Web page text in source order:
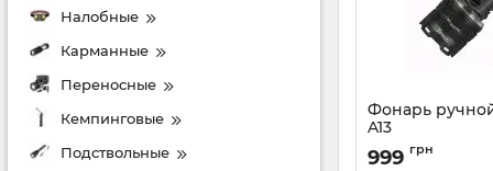
Налобные
Карманные
Переносные
Кемпинговые
Подствольные
Фонарь
A13
Артикул:YM-A13
999 грн